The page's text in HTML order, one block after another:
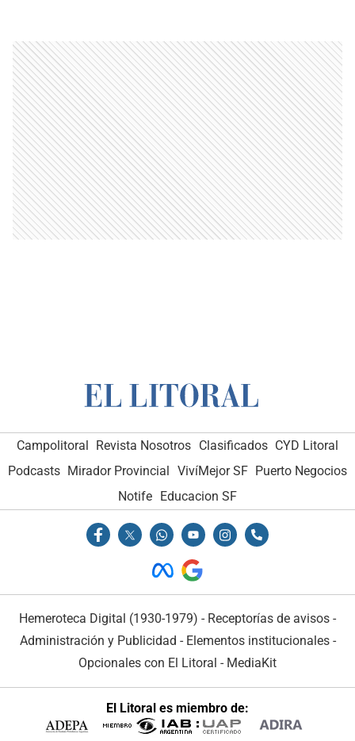
Campolitoral Revista Nosotros Clasificados CYD Litoral
Podcasts Mirador Provincial VivíMejor SF Puerto Negocios
Notife Educacion SF
Hemeroteca Digital (1930-1979) - Receptorías de avisos -
Administración y Publicidad - Elementos institucionales-
Opcionales con El Litoral - MediaKit
El Litoral es miembro de: